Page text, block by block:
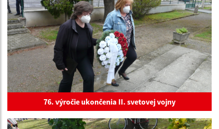
76. výročie ukončenia II. svetovej vojny